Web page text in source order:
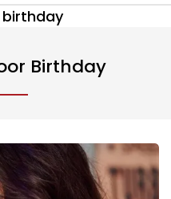
Birthday